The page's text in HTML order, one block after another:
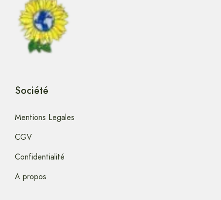
Société
Mentions Legales
CGV
Confidentialité
A propos